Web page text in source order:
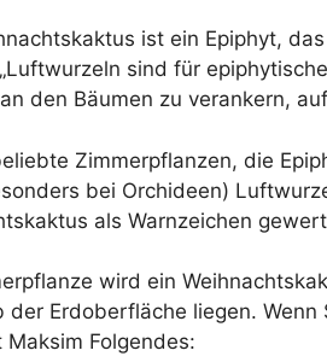
ist ein Epiphyt,
sind für
den Bäumen zu verankern,
Zimmerpflanzen, die
bei Orchideen)
als Warnzeichen
wird ein
der Erdoberfläche liegen.
Maksim Folgendes: